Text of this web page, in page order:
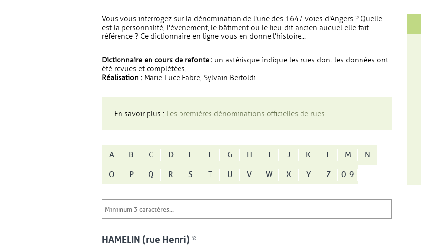
Vous vous interrogez sur la dénomination de l'une des 1647 voies d'Angers ? Quelle
est la personnalité, l'événement, le bâtiment ou le lieu-dit ancien auquel elle fait
référence ? Ce dictionnaire en ligne vous en donne l'histoire...
Dictionnaire en cours de refonte : un astérisque indique les rues dont les données ont
été revues et complétées.
Réalisation : Marie-Luce Fabre, Sylvain Bertoldi
En savoir plus : Les premières dénominations officielles de rues
A B C D E F G H I J K L M
N
O
P Q R S T U V W X Y Z 0-9
HAMELIN (rue Henri) *